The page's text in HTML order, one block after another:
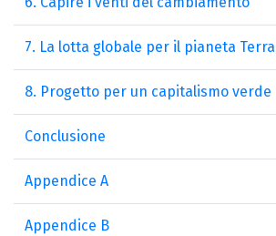
7. La lotta globale per il pianeta Terra
8. Progetto per un capitalismo verde
Conclusione
Appendice A
Appendice B